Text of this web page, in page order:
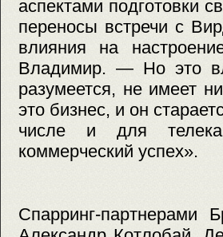
аспектами подготовки
переносы встречи с
влияния на
Владимир. — Но это
разумеется, не имеет
это бизнес, и он
числе и для
коммерческий успех».
Спарринг-партнерами